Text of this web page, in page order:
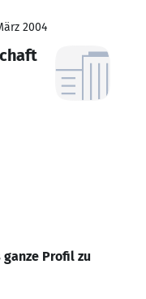
2004
ganze Profil zu